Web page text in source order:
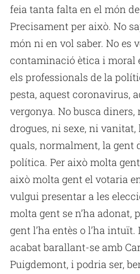
feia tanta falta en el món
Precisament per això. No
món ni en vol saber. No es
contaminació ètica i moral
els professionals de la
pesta, aquest coronavirus,
vergonya. No busca diners,
drogues, ni sexe, ni vanitat,
quals, normalment, la gent
política. Per això molta gent
això molta gent el votaria
vulgui presentar a les
molta gent se n’ha adonat,
gent l’ha entès o l’ha intuït.
acabat barallant-se amb
Puigdemont, i podria ser,